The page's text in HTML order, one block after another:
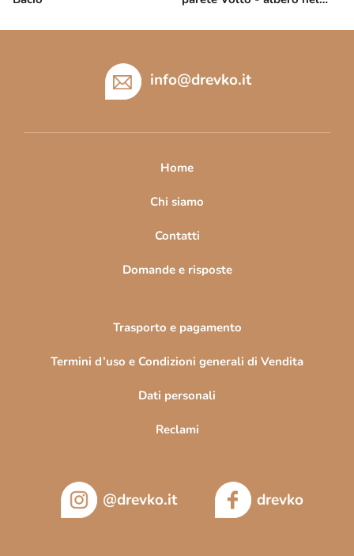
info@drevko.it
Home
Chi siamo
Contatti
Domande e risposte
Trasporto e pagamento
Termini d’uso e Condizioni generali di Vendita
Dati personali
Reclami
@drevko.it drevko